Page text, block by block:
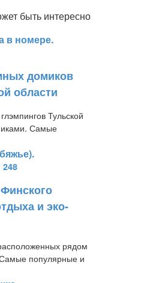
быть интересно
домиков
области
Тульской
Самые
248
и эко-
рядом
популярные и